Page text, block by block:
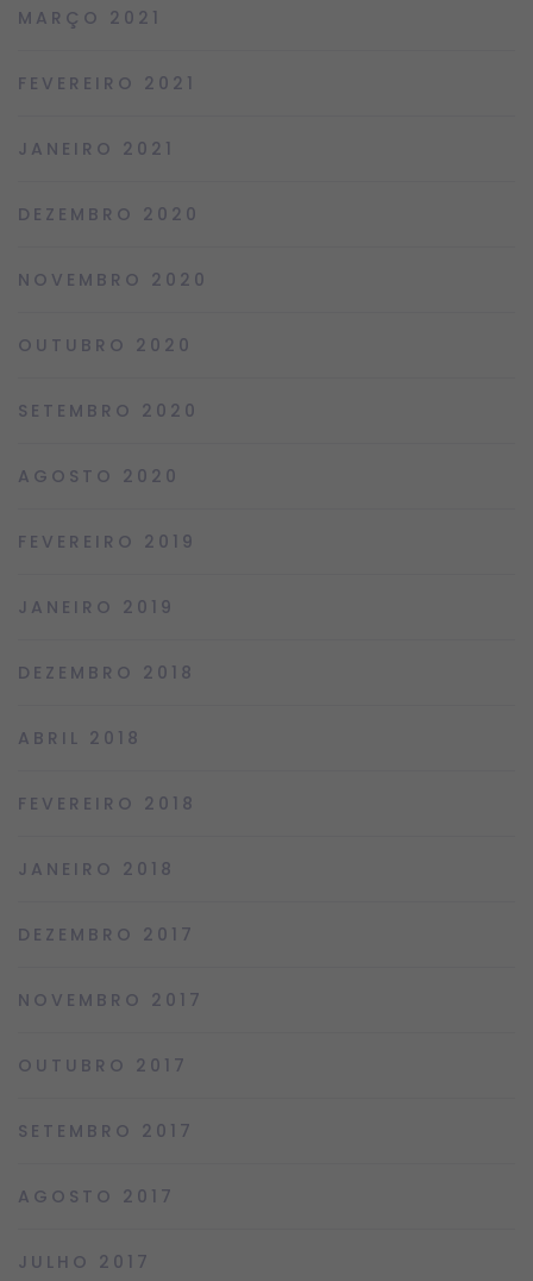
MARÇO 2021
FEVEREIRO 2021
JANEIRO 2021
DEZEMBRO 2020
NOVEMBRO 2020
OUTUBRO 2020
SETEMBRO 2020
AGOSTO 2020
FEVEREIRO 2019
JANEIRO 2019
DEZEMBRO 2018
ABRIL 2018
FEVEREIRO 2018
JANEIRO 2018
DEZEMBRO 2017
NOVEMBRO 2017
OUTUBRO 2017
SETEMBRO 2017
AGOSTO 2017
JULHO 2017